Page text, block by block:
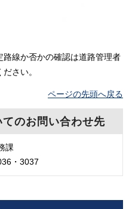
線か否かの確認は道路管理者
さい。
ページの先頭へ戻る
のお問い合わせ先
課
・3037